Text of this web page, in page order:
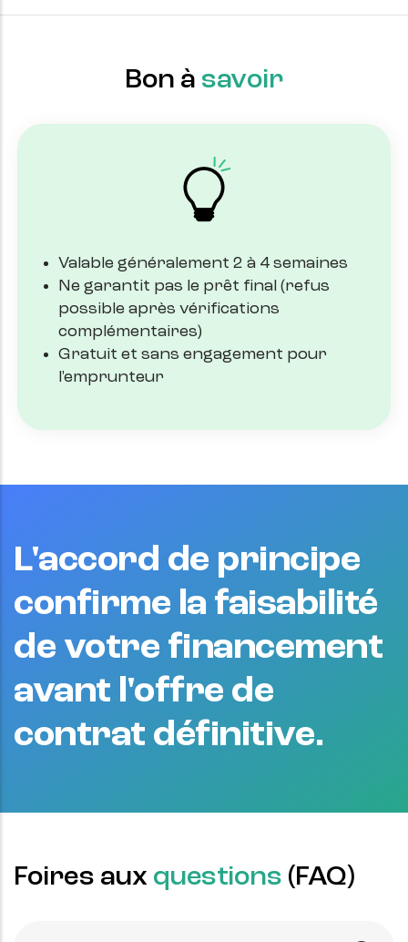
Bon à savoir
Valable généralement 2 à 4 semaines
Ne garantit pas le prêt final (refus
possible après vérifications
complémentaires)
Gratuit et sans engagement pour
l'emprunteur
L'accord de principe
confirme la faisabilité
de votre financement
avant l'offre de
contrat définitive.
Foires auxquestions (FAQ)